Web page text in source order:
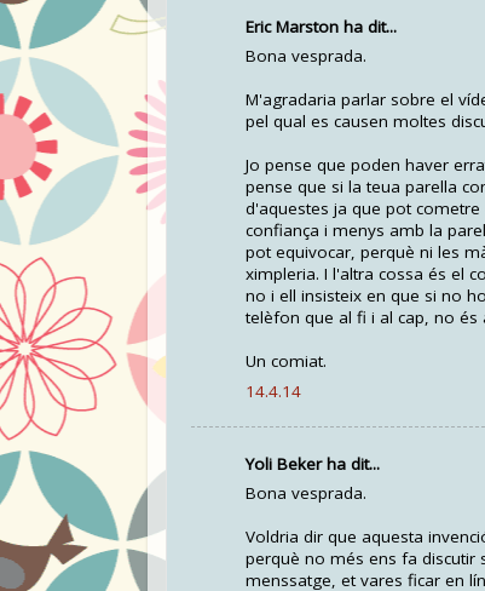
Eric Marston ha dit...
Bona vesprada.
M'agradaria parlar sobre el
pel qual es causen moltes
Jo pense que poden haver
pense que si la teua parella
d'aquestes ja que pot
confiança i menys amb la
pot equivocar, perquè ni les
ximpleria. I l'altra cossa és el
no i ell insisteix en que si no
telèfon que al fi i al cap, no és
Un comiat.
14.4.14
Yoli Beker ha dit...
Bona vesprada.
Voldria dir que aquesta
perquè no més ens fa discutir
menssatge, et vares ficar en